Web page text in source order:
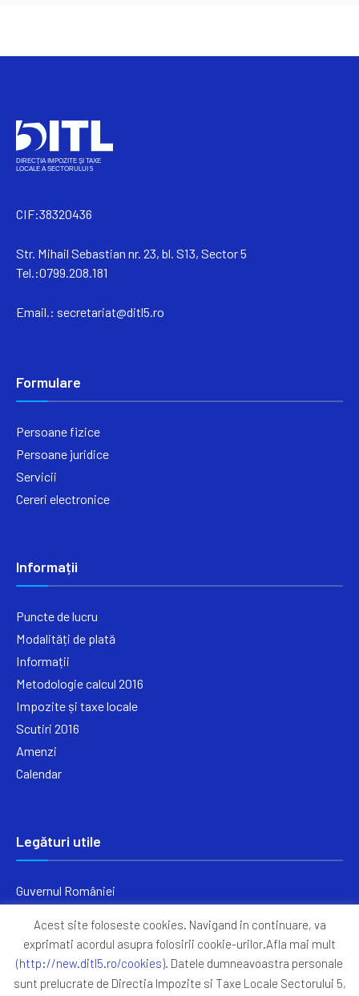
CIF:38320436
Str. Mihail Sebastian nr. 23, bl. S13, Sector 5
Tel.:0799.208.181
Email.: secretariat@ditl5.ro
Formulare
Persoane fizice
Persoane juridice
Servicii
Cereri electronice
Informații
Puncte de lucru
Modalități de plată
Informații
Metodologie calcul 2016
Impozite și taxe locale
Scutiri 2016
Amenzi
Calendar
Legături utile
Guvernul României
Primăria Sectorul 5
ANAF
Acest site foloseste cookies. Navigand in continuare, va
exprimati acordul asupra folosirii cookie-urilor.Afla mai mult
(http://new.ditl5.ro/cookies). Datele dumneavoastra personale
sunt prelucrate de Directia Impozite si Taxe Locale Sectorului 5,